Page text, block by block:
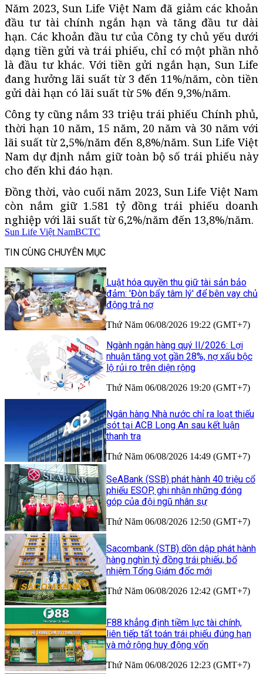
Năm 2023, Sun Life Việt Nam đã giảm các khoản
đầu tư tài chính ngắn hạn và tăng đầu tư dài
hạn. Các khoản đầu tư của Công ty chủ yếu dưới
dạng tiền gửi và trái phiếu, chỉ có một phần nhỏ
là đầu tư khác. Với tiền gửi ngắn hạn, Sun Life
đang hưởng lãi suất từ 3 đến 11%/năm, còn tiền
gửi dài hạn có lãi suất từ 5% đến 9,3%/năm.
Công ty cũng nắm 33 triệu trái phiếu Chính phủ,
thời hạn 10 năm, 15 năm, 20 năm và 30 năm với
lãi suất từ 2,5%/năm đến 8,8%/năm. Sun Life Việt
Nam dự định nắm giữ toàn bộ số trái phiếu này
cho đến khi đáo hạn.
Đồng thời, vào cuối năm 2023, Sun Life Việt Nam
còn nắm giữ 1.581 tỷ đồng trái phiếu doanh
nghiệp với lãi suất từ 6,2%/năm đến 13,8%/năm.
Sun Life Việt NamBCTC
TIN CÙNG CHUYÊN MỤC
Luật hóa quyền thu giữ tài sản bảo
đảm: 'Đòn bẩy tâm lý' để bên vay chủ
động trả nợ
Thứ Năm 06/08/2026 19:22 (GMT+7)
Ngành ngân hàng quý II/2026: Lợi
nhuận tăng vọt gần 28%, nợ xấu bộc
lộ rủi ro trên diện rộng
Thứ Năm 06/08/2026 19:20 (GMT+7)
Ngân hàng Nhà nước chỉ ra loạt thiếu
sót tại ACB Long An sau kết luận
thanh tra
Thứ Năm 06/08/2026 14:49 (GMT+7)
SeABank (SSB) phát hành 40 triệu cổ
phiếu ESOP, ghi nhận những đóng
góp của đội ngũ nhân sự
Thứ Năm 06/08/2026 12:50 (GMT+7)
Sacombank (STB) dồn dập phát hành
hàng nghìn tỷ đồng trái phiếu, bổ
nhiệm Tổng Giám đốc mới
Thứ Năm 06/08/2026 12:42 (GMT+7)
F88 khẳng định tiềm lực tài chính,
liên tiếp tất toán trái phiếu đúng hạn
và mở rộng huy động vốn
Thứ Năm 06/08/2026 12:23 (GMT+7)